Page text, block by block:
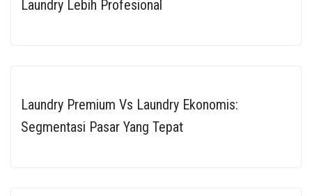
Laundry Lebih Profesional
Laundry Premium Vs Laundry Ekonomis:
Segmentasi Pasar Yang Tepat